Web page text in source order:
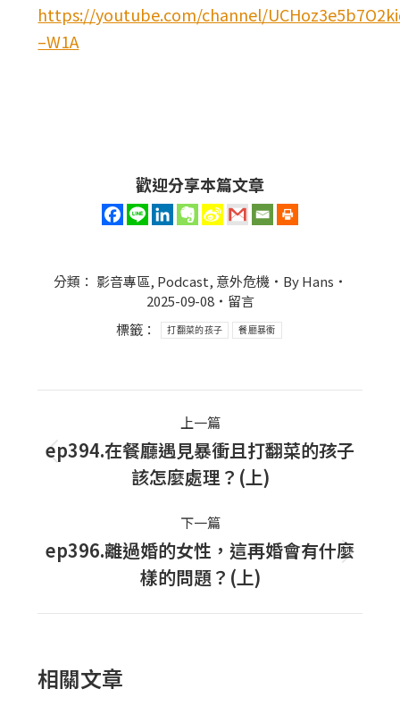
https://youtube.com/channel/
–W1A
歡迎分享本篇文章
分類： 影音專區, Podcast, 意外危機 ByHans
2025-09-08
留言
標籤：
打翻菜的孩子 餐廳暴衝
navigation
上一篇
上
一
篇
文
章：
ep394.在餐廳遇見暴衝且打翻菜的孩子
該怎麼處理？(上)
下一篇
下
一
篇
ep396.離過婚的女性，這再婚會有什麼
樣的問題？(上)
相關文章